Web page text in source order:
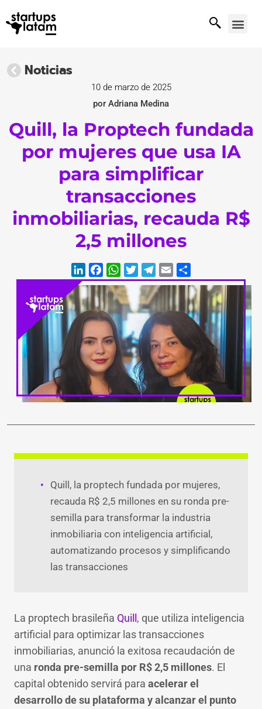
Noticias
10 de marzo de 2025
por Adriana Medina
Quill, la Proptech fundada
por mujeres que usa IA
para simplificar
transacciones
inmobiliarias, recauda R$
2,5 millones
LinkedIn
Facebook
WhatsApp
Twitter
Quill, la proptech fundada por mujeres,
recauda R$ 2,5 millones en su ronda pre-
semilla para transformar la industria
inmobiliaria con inteligencia artificial,
automatizando procesos y simplificando
las transacciones
La proptech brasileña Quill, que utiliza inteligencia
artificial para optimizar las transacciones
inmobiliarias, anunció la exitosa recaudación de
una ronda pre-semilla por R$ 2,5 millones. El
capital obtenido servirá para acelerar el
desarrollo de su plataforma y alcanzar el punto